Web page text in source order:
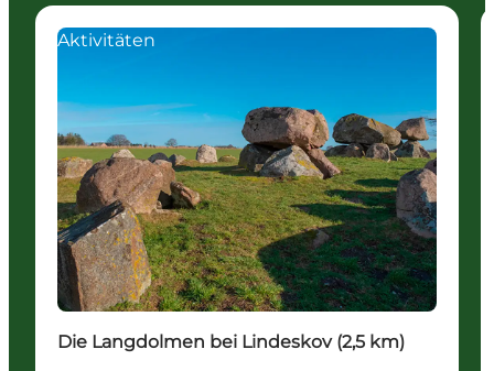
Aktivitäten
Die Langdolmen bei Lindeskov (2,5 km)